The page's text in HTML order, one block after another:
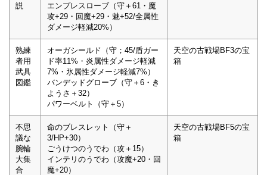
説
エンプレスローブ（守＋61・魔
攻+29・回魔+29・魅+52/全属性
ダメージ軽減20%）
熟練
者用
武具
図鑑
オーガシールド（守；45/盾ガー
ド率11%・炎属性ダメージ軽減
7%・氷属性ダメージ軽減7%）
バンデッドグローブ（守＋6・き
ようさ＋32）
パワーベルト（守＋5）
天空の古戦場BF3の宝
箱
不思
議な
腕輪
大集
合
命のブレスレット（守＋
3/HP+30）
ごうけつのうでわ（攻＋15）
インテリのうでわ（攻魔+20・回
魔+20）
天空の古戦場BF5の宝
箱